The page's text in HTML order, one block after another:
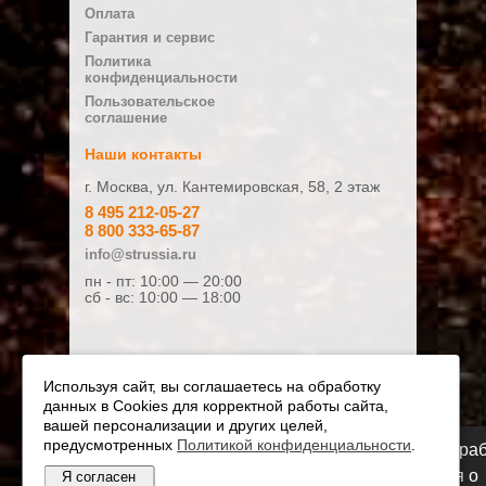
Плюсы
Ваш отзыв:
Оценка:
Плохо Хорошо
Я даю согласие на обработку
персональных данных и соглашаюсь с
51990 р.
ПОД ЗАКАЗ ПОД
Мы переезжаем! С 21 июля магазин будет
по новому адресу. Подробная информация о
Оплата
Гарантия и сервис
Политика
конфиденциальности
Пользовательское
соглашение
Наши контакты
г. Москва, ул. Кантемировская, 58, 2 этаж
8 495 212-05-27
8 800 333-65-87
info@strussia.ru
пн - пт: 10:00 — 20:00
сб - вс: 10:00 — 18:00
© Официальный дилер STIHL и VIKING 2010 - 2026
Используя сайт, вы соглашаетесь на обработку
данных в Cookies для корректной работы сайта,
вашей персонализации и других целей,
предусмотренных Политикой конфиденциальности
Я согласен